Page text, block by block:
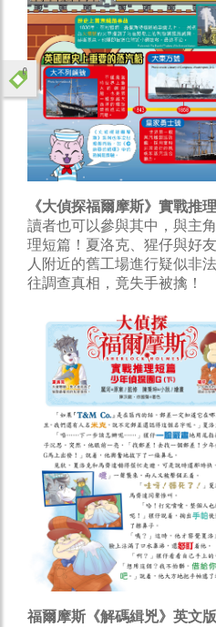
《大偵探福爾摩斯》實戰推
讀者也可以參與其中，與主
理短篇！夏洛克、猩仔與好
人附近的舊工場進行疑似非
往調查真相，竟失手被擒！
福爾摩斯《解碼緝兇》英文版